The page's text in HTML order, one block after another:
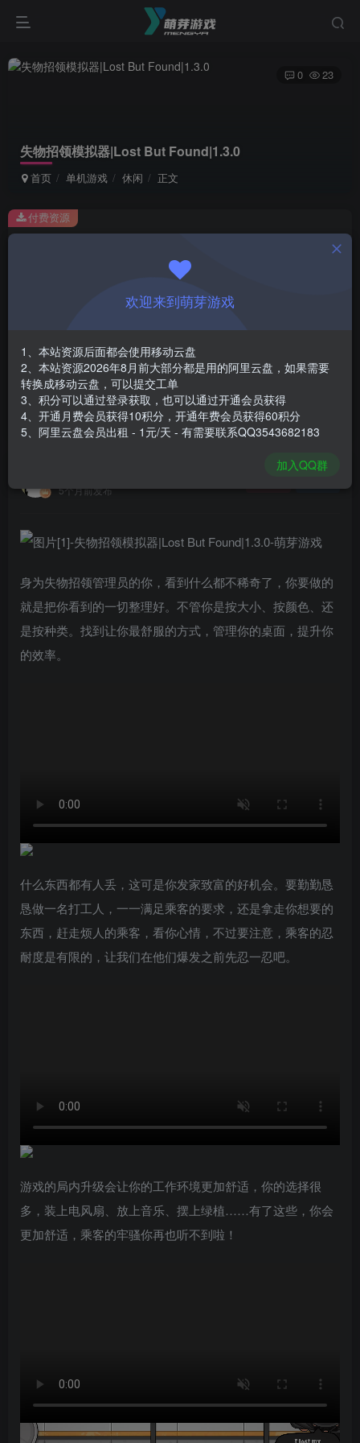
失物招领模拟器|Lost But Found|1.3.0
首页 单机游戏 休闲 正文
0 23
此内容为付费资源，请付费后查看
￥1
免费
登录购买
安装包大小
游戏本体大小
1.17 GB
付费资源
5个月前发布
身为失物招领管理员的你，看到什么都不稀奇了，你要做的
就是把你看到的一切整理好。不管你是按大小、按颜色、还
是按种类。找到让你最舒服的方式，管理你的桌面，提升你
的效率。
什么东西都有人丢，这可是你发家致富的好机会。要勤勤恳
恳做一名打工人，一一满足乘客的要求，还是拿走你想要的
东西，赶走烦人的乘客，看你心情，不过要注意，乘客的忍
耐度是有限的，让我们在他们爆发之前先忍一忍吧。
游戏的局内升级会让你的工作环境更加舒适，你的选择很
多，装上电风扇、放上音乐、摆上绿植……有了这些，你会
更加舒适，乘客的牢骚你再也听不到啦！
欢迎来到萌芽游戏
1、本站资源后面都会使用移动云盘
2、本站资源2026年8月前大部分都是用的阿里云盘，如果需要
转换成移动云盘，可以提交工单
3、积分可以通过登录获取，也可以通过开通会员获得
4、开通月费会员获得10积分，开通年费会员获得60积分
5、阿里云盘会员出租 - 1元/天 - 有需要联系QQ3543682183
加入QQ群